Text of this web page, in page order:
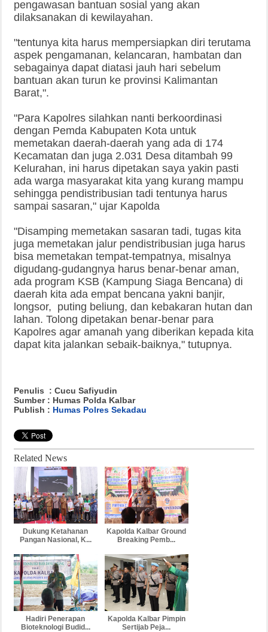
pengawasan bantuan sosial yang akan
dilaksanakan di kewilayahan.
"tentunya kita harus mempersiapkan diri terutama
aspek pengamanan, kelancaran, hambatan dan
sebagainya dapat diatasi jauh hari sebelum
bantuan akan turun ke provinsi Kalimantan
Barat,".
"Para Kapolres silahkan nanti berkoordinasi
dengan Pemda Kabupaten Kota untuk
memetakan daerah-daerah yang ada di 174
Kecamatan dan juga 2.031 Desa ditambah 99
Kelurahan, ini harus dipetakan saya yakin pasti
ada warga masyarakat kita yang kurang mampu
sehingga pendistribusian tadi tentunya harus
sampai sasaran," ujar Kapolda
"Disamping memetakan sasaran tadi, tugas kita
juga memetakan jalur pendistribusian juga harus
bisa memetakan tempat-tempatnya, misalnya
digudang-gudangnya harus benar-benar aman,
ada program KSB (Kampung Siaga Bencana) di
daerah kita ada empat bencana yakni banjir,
longsor, puting beliung, dan kebakaran hutan dan
lahan. Tolong dipetakan benar-benar para
Kapolres agar amanah yang diberikan kepada kita
dapat kita jalankan sebaik-baiknya," tutupnya.
Penulis : Cucu Safiyudin
Sumber : Humas Polda Kalbar
Publish : Humas Polres Sekadau
Related News
Dukung Ketahanan
Pangan Nasional, K...
Kapolda Kalbar Ground
Breaking Pemb...
Hadiri Penerapan
Bioteknologi Budid...
Kapolda Kalbar Pimpin
Sertijab Peja...